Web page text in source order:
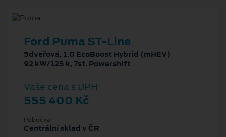
Ford Puma ST-Line
5dveřová, 1.0 EcoBoost Hybrid (mHEV)
92 kW/125 k, 7st. Powershift
Vaše cena s DPH
555 400 Kč
Pobočka
Centrální sklad v ČR